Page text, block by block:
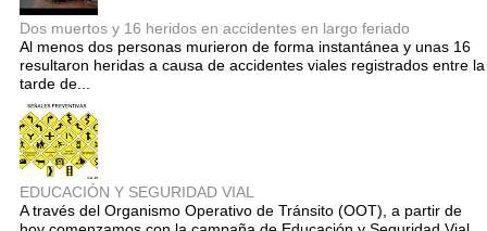
Dos muertos y 16 heridos en accidentes en largo feriado
Al menos dos personas murieron de forma instantánea y unas 16
resultaron heridas a causa de accidentes viales registrados entre la
tarde de...
EDUCACIÓN Y SEGURIDAD VIAL
A través del Organismo Operativo de Tránsito (OOT), a partir de